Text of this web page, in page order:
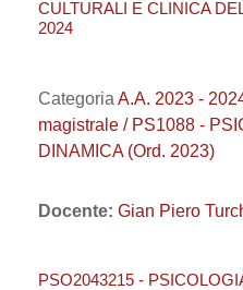
CULTURALI E CLINICA
2024
Categoria A.A. 2023 -
magistrale / PS1088 -
DINAMICA (Ord. 2023)
Docente: Gian Piero
PSO2043215 -